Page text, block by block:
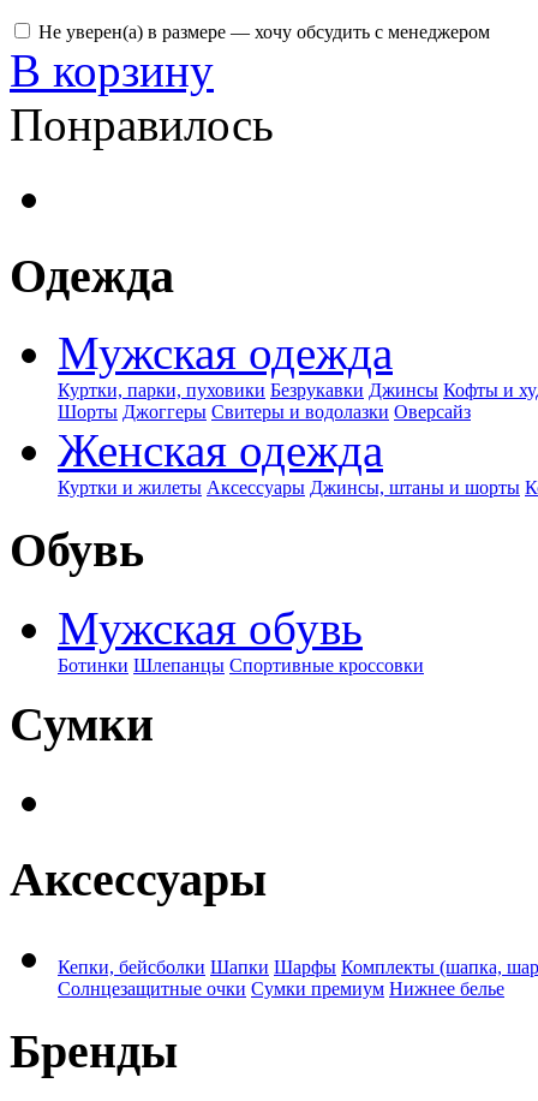
Не уверен(а) в размере — хочу обсудить с менеджером
В корзину
Понравилось
Одежда
Мужская одежда
Куртки, парки, пуховики Безрукавки Джинсы Кофты и
Шорты Джоггеры Свитеры и водолазки Оверсайз
Женская одежда
Куртки и жилеты Аксессуары Джинсы, штаны и шорты
Обувь
Мужская обувь
Ботинки Шлепанцы Спортивные кроссовки
Сумки
Аксессуары
Кепки, бейсболки Шапки Шарфы Комплекты (шапка,
Солнцезащитные очки Сумки премиум Нижнее белье
Бренды